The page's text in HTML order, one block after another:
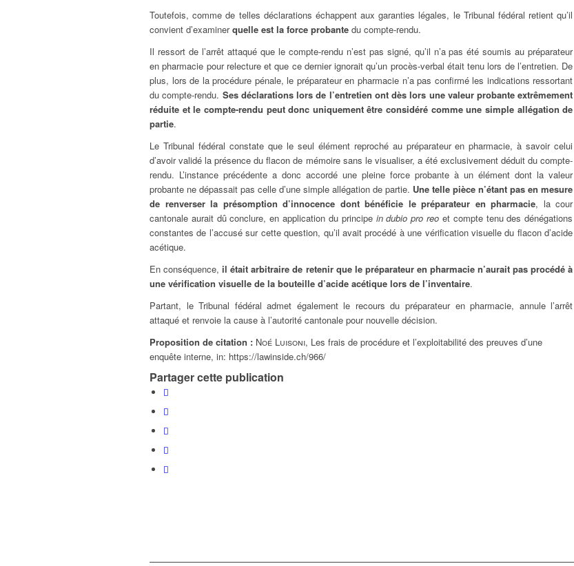
Toutefois, comme de telles déclarations échappent aux garanties légales, le Tribunal fédéral retient qu’il
convient d’examinerquelle est la force probante du compte-rendu.
Il ressort de l’arrêt attaqué que le compte-rendu n’est pas signé, qu’il n’a pas été soumis au préparateur
en pharmacie pour relecture et que ce dernier ignorait qu’un procès-verbal était tenu lors de l’entretien. De
plus, lors de la procédure pénale, le préparateur en pharmacie n’a pas confirmé les indications ressortant
du compte-rendu. Ses déclarations lors de l’entretien ont dès lors une valeur probante extrêmement
réduite et le compte-rendu peut donc uniquement être considéré comme une simple allégation de
partie.
Le Tribunal fédéral constate que le seul élément reproché au préparateur en pharmacie, à savoir celui
d’avoir validé la présence du flacon de mémoire sans le visualiser, a été exclusivement déduit du compte-
rendu. L’instance précédente a donc accordé une pleine force probante à un élément dont la valeur
probante ne dépassait pas celle d’une simple allégation de partie. Une telle pièce n’étant pas en mesure
de renverser la présomption d’innocence dont bénéficie le préparateur en pharmacie, la cour
cantonale aurait dû conclure, en application du principe in dubio pro reo et compte tenu des dénégations
constantes de l’accusé sur cette question, qu’il avait procédé à une vérification visuelle du flacon d’acide
acétique.
En conséquence,il était arbitraire de retenir que le préparateur en pharmacie n’aurait pas procédé à
une vérification visuelle de la bouteille d’acide acétique lors de l’inventaire.
Partant, le Tribunal fédéral admet également le recours du préparateur en pharmacie, annule l’arrêt
attaqué et renvoie la cause à l’autorité cantonale pour nouvelle décision.
Proposition de citation : Noé Luisoni, Les frais de procédure et l’exploitabilité des preuves d’une
enquête interne, in: https://lawinside.ch/966/
Partager cette publication